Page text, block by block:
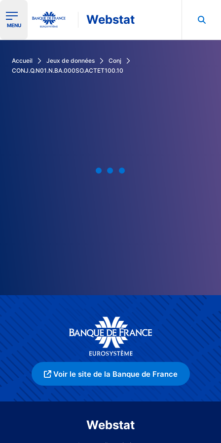
Ouvrir le menu de navigation
MENU Webstat
Accueil Jeux de données
Conj
CONJ.Q.N01.N.BA.000SO.ACTET100.10
Voir le site de la Banque de France
Webstat